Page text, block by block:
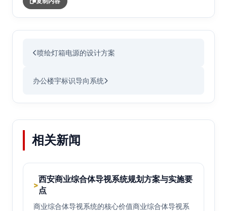
喷绘灯箱电源的设计方案
办公楼宇标识导向系统
相关新闻
>
西安商业综合体导视系统规划方案与实施要
点
商业综合体导视系统的核心价值商业综合体导视系